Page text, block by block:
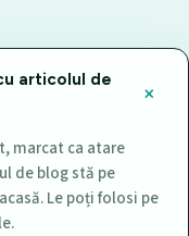
articolul de
marcat ca atare
de blog stă pe
Le poți folosi pe